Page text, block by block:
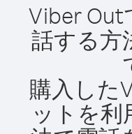
Viber Out
話する方
購入した
ットを利